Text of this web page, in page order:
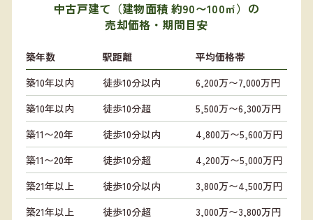
中古戸建て（建物面積 約90〜100㎡）の
売却価格・期間目安
築年数 駅距離
平均価格帯
築10年以内
徒歩10分以内
6,200万〜7,000万円
築10年以内
徒歩10分超
5,500万〜6,300万円
築11〜20年
徒歩10分以内
4,800万〜5,600万円
築11〜20年
徒歩10分超
4,200万〜5,000万円
築21年以上
徒歩10分以内
3,800万〜4,500万円
築21年以上
徒歩10分超 3,000万〜3,800万円